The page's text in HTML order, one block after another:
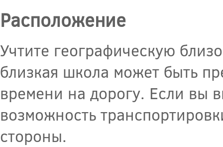
Расположение
Учтите географическую
близкая школа может быть
времени на дорогу. Если вы
возможность
стороны.